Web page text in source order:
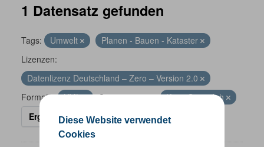
Diese Website verwendet
Cookies
1 Datensatz gefunden
Tags: Umwelt
Planen - Bauen - Kataster
Lizenzen:
Datenlizenz Deutschland – Zero – Version 2.0
Formate:
KML Organisationen:
Kreis Gütersloh
Ergebnisse filtern